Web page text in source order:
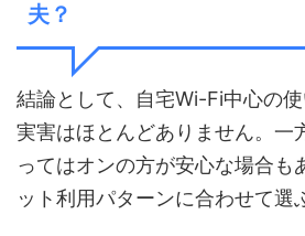
夫？
結論として、自宅Wi-Fi中心の
実害はほとんどありません。一
ってはオンの方が安心な場合も
ット利用パターンに合わせて選